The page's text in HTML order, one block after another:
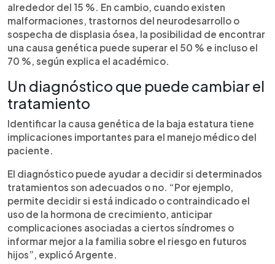
alrededor del 15 %. En cambio, cuando existen
malformaciones, trastornos del neurodesarrollo o
sospecha de displasia ósea, la posibilidad de encontrar
una causa genética puede superar el 50 % e incluso el
70 %, según explica el académico.
Un diagnóstico que puede cambiar el
tratamiento
Identificar la causa genética de la baja estatura tiene
implicaciones importantes para el manejo médico del
paciente.
El diagnóstico puede ayudar a decidir si determinados
tratamientos son adecuados o no. “Por ejemplo,
permite decidir si está indicado o contraindicado el
uso de la hormona de crecimiento, anticipar
complicaciones asociadas a ciertos síndromes o
informar mejor a la familia sobre el riesgo en futuros
hijos”, explicó Argente.